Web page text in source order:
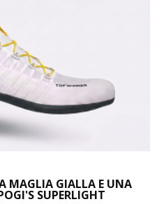
MAGLIA GIALLA E UNA
SUPERLIGHT